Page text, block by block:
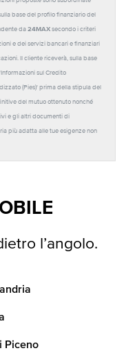
base del profilo finanziario del
da 24MAX secondo i criteri
e dei servizi bancari e finanziari
Il cliente riceverà, sulla base
sul Credito
(Pies)' prima della stipula del
del mutuo ottenuto nonché
e gli altri documenti di
più adatta alle tue esigenze non
l’angolo.
Piceno